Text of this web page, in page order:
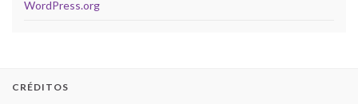
WordPress.org
CRÉDITOS